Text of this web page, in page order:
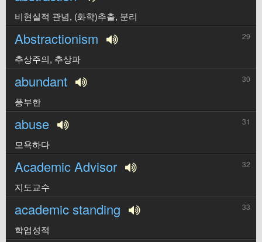
비현실적 관념, (화학)추출, 분리
Abstractionism 29
추상주의, 추상파
abundant 30
풍부한
abuse 31
모욕하다
Academic Advisor 32
지도교수
academic standing 33
학업성적